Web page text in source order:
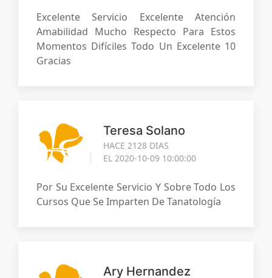
Excelente Servicio Excelente Atención
Amabilidad Mucho Respecto Para Estos
Momentos Difíciles Todo Un Excelente 10
Gracias
Teresa Solano
HACE 2128 DIAS
EL 2020-10-09 10:00:00
Por Su Excelente Servicio Y Sobre Todo Los
Cursos Que Se Imparten De Tanatología
Ary Hernandez